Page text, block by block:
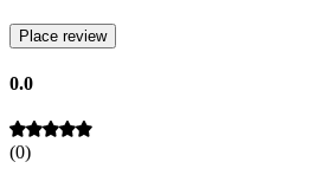
Place review
0.0
(0)